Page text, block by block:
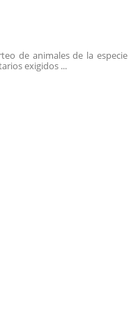
de animales de la especie
exigidos ...